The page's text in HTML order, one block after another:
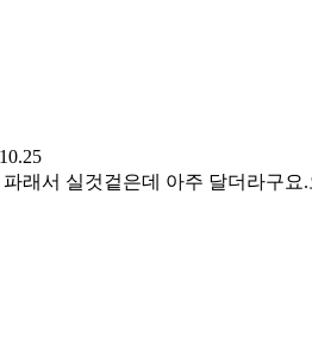
래서 실것겉은데 아주 달더라구